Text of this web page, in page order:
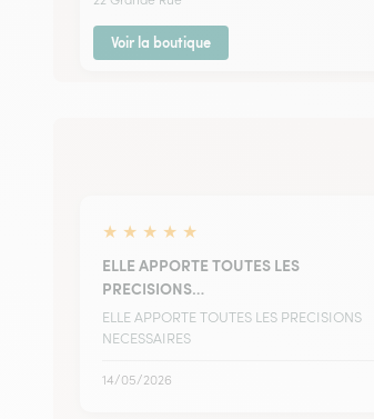
Voir la boutique
★ ★ ★ ★ ★
ELLE APPORTE TOUTES LES
PRECISIONS…
ELLE APPORTE TOUTES LES PRECISIONS
NECESSAIRES
14/05/2026